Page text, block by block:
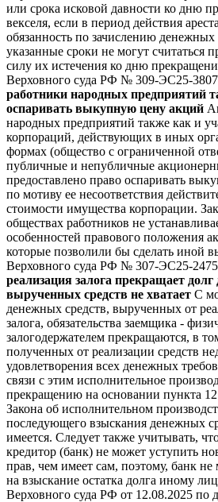
или срока исковой давности ко дню
векселя, если в период действия
обязанность по зачислению денежных
указанные сроки не могут считаться
силу их истечения ко дню
Верховного суда РФ № 309-ЭС25-3807
работники народных предприятий
оспаривать выкупную цену акций
народных предприятий также как и
корпораций, действующих в иных
формах (общество с ограниченной
публичные и непубличные
предоставлено право оспаривать
по мотиву ее несоответствия
стоимости имущества корпорации.
обществах работников не
особенностей правового положения
которые позволили бы сделать иной
Верховного суда РФ № 307-ЭС25-2475
реализация залога прекращает долг
вырученных средств не хватает С
денежных средств, вырученных от
залога, обязательства заемщика -
залогодержателем прекращаются, в
полученных от реализации средств
удовлетворения всех денежных
связи с этим исполнительное
прекращению на основании пункта 12
Закона об исполнительном
последующего взыскания денежных
имеется. Следует также учитывать,
кредитор (банк) не может уступить
прав, чем имеет сам, поэтому, банк не
на взыскание остатка долга иному
Верховного суда РФ от 12.08.2025